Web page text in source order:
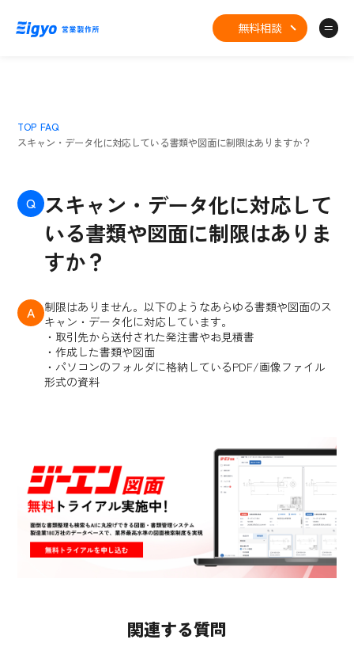
無料相談
TOP FAQ
スキャン・データ化に対応している書類や図面に制限はありますか？
Q スキャン・データ化に対応して
いる書類や図面に制限はありま
すか？
A
制限はありません。以下のようなあらゆる書類や図面のス
キャン・データ化に対応しています。
・取引先から送付された発注書やお見積書
・作成した書類や図面
・パソコンのフォルダに格納しているPDF/画像ファイル
形式の資料
関連する質問